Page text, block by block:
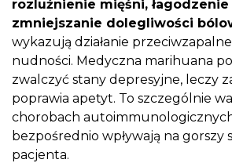
rozluźnienie mięśni,
zmniejszanie dolegliwości
wykazują działanie
nudności. Medyczna marihuana
zwalczyć stany depresyjne, leczy
poprawia apetyt. To szczególnie
chorobach
bezpośrednio wpływają na gorszy
pacjenta.